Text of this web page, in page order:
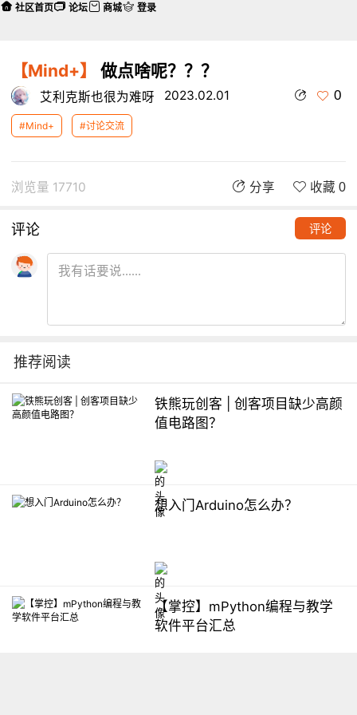
【Mind+】 做点啥呢？？？
艾利克斯也很为难呀 2023.02.01 0
#Mind+ #讨论交流
浏览量 17710 分享 收藏 0
评论 评论
推荐阅读
铁熊玩创客 | 创客项目缺少高颜
值电路图？
想入门Arduino怎么办？
【掌控】mPython编程与教学
软件平台汇总
社区首页 论坛 商城 登录